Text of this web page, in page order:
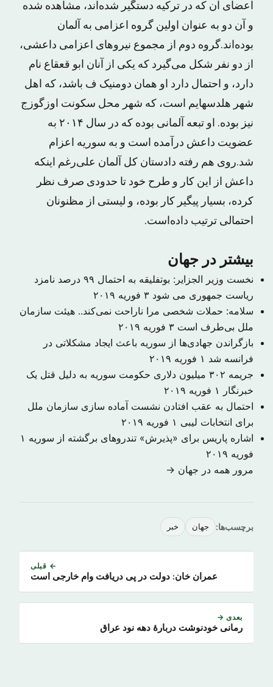
اعضای آن که در ترکیه دستگیر شده‌اند، مشاهده شده
و آن دو به عنوان اولین گروه اعزامی به آلمان
بوده‌اند.گروه دوم از مجموع نیروهای اعزامی داعشی،
از دو نفر شکل می‌گیرد که یکی از آنان ابو قعقاع نام
دارد، و احتمال دارد او همان دومنیک ف باشد، که اهل
شهر هلدسهایم است، که شهر محل سکونت اوزگوزج
نیز بوده. او تبعه آلمانی بوده که در سال ۲۰۱۴ به
عضویت داعش درآمده است و به سوریه اعزام
شد.روی هم رفته دادستان کل آلمان علی‌رغم اینکه
داعش از این کار و طرح خود تا حدودی صرف نظر
کرده، بسیار پیگیر کار بوده، و لیستی از مظنونان
احتمالی ترتیب داده‌است.
بیشتر در جهان
نخست وزیر الجزایر: بوتفلیقه به احتمال ۹۹ درصد نامزد
ریاست جمهوری می شود ۳ فوریه ۲۰۱۹
سلامه: حملات شخصی مرا ناراحت نمی‌کند.. هیئت سازمان
ملل بی‌طرف است ۳ فوریه ۲۰۱۹
بازگراندن جهادی‌ها از سوریه باعث ایجاد مشکلاتی در
فرانسه شد ۱ فوریه ۲۰۱۹
جریمه ۳۰۲ میلیون دلاری حکومت سوریه به دلیل قتل یک
خبرنگار
۱ فوریه ۲۰۱۹
احتمال به عقب افتادن نشست آماده سازی سازمان ملل
برای انتخابات لیبی ۱ فوریه ۲۰۱۹
اشاره پاریس برای «پذیرش» تندروهای برگشته از سوریه ۱
فوریه ۲۰۱۹
مرور همه در جهان →
برچسب‌ها: جهان خبر
← قبلی
عمران خان: دولت در پی دریافت وام خارجى است
بعدی →
رمانی خودنوشت دربارهٔ دهه نود عراق